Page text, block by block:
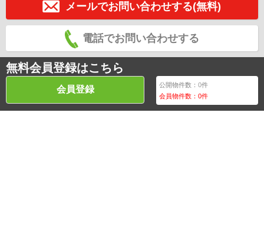
メールでお問い合わせする(無料)
電話でお問い合わせする
無料会員登録はこちら
会員登録 公開物件数：0件
会員物件数：0件